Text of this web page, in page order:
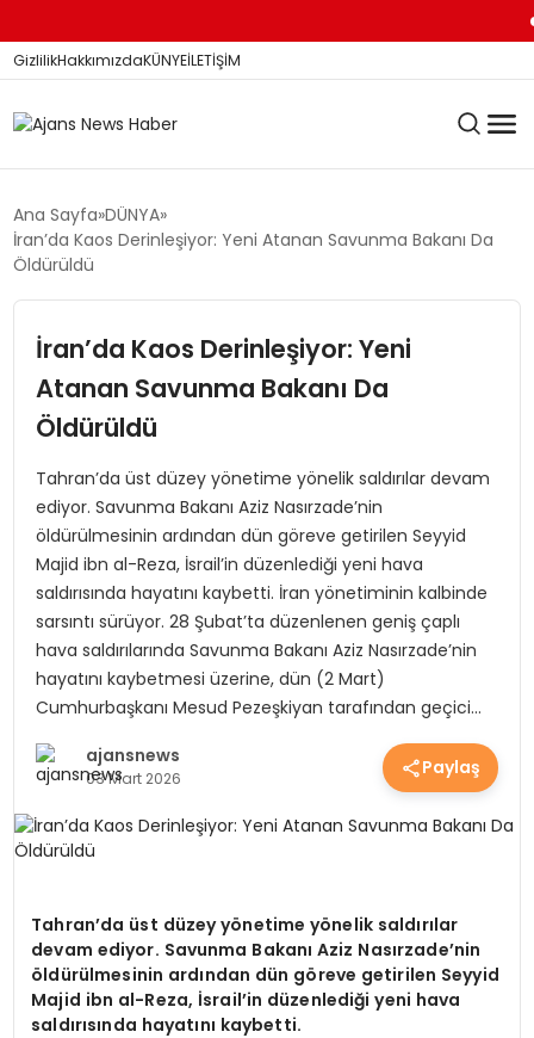
GizlilikHakkımızdaKÜNYEİLETİŞİM
KÖŞE YAZILARI
SİYASET
DÜNYA
YEREL HABERLER
EKONOMİ
EĞİTİM
GÜNDEM
SAĞLIK
SPOR
Ana Sayfa DÜNYA
İran’da Kaos Derinleşiyor: Yeni Atanan Savunma Bakanı Da
Öldürüldü
İran’da Kaos Derinleşiyor: Yeni
Atanan Savunma Bakanı Da
Öldürüldü
Tahran’da üst düzey yönetime yönelik saldırılar devam
ediyor. Savunma Bakanı Aziz Nasırzade’nin
öldürülmesinin ardından dün göreve getirilen Seyyid
Majid ibn al-Reza, İsrail’in düzenlediği yeni hava
saldırısında hayatını kaybetti. İran yönetiminin kalbinde
sarsıntı sürüyor. 28 Şubat’ta düzenlenen geniş çaplı
hava saldırılarında Savunma Bakanı Aziz Nasırzade’nin
hayatını kaybetmesi üzerine, dün (2 Mart)
Cumhurbaşkanı Mesud Pezeşkiyan tarafından geçici…
ajansnews
03 Mart 2026 Paylaş
Tahran’da üst düzey yönetime yönelik saldırılar
devam ediyor. Savunma Bakanı Aziz Nasırzade’nin
öldürülmesinin ardından dün göreve getirilen Seyyid
Majid ibn al-Reza, İsrail’in düzenlediği yeni hava
saldırısında hayatını kaybetti.